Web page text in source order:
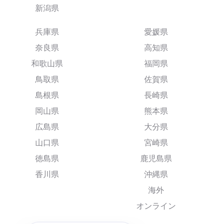
新潟県
兵庫県
奈良県
和歌山県
鳥取県
島根県
岡山県
広島県
山口県
徳島県
香川県
愛媛県
高知県
福岡県
佐賀県
長崎県
熊本県
大分県
宮崎県
鹿児島県
沖縄県
海外
オンライン